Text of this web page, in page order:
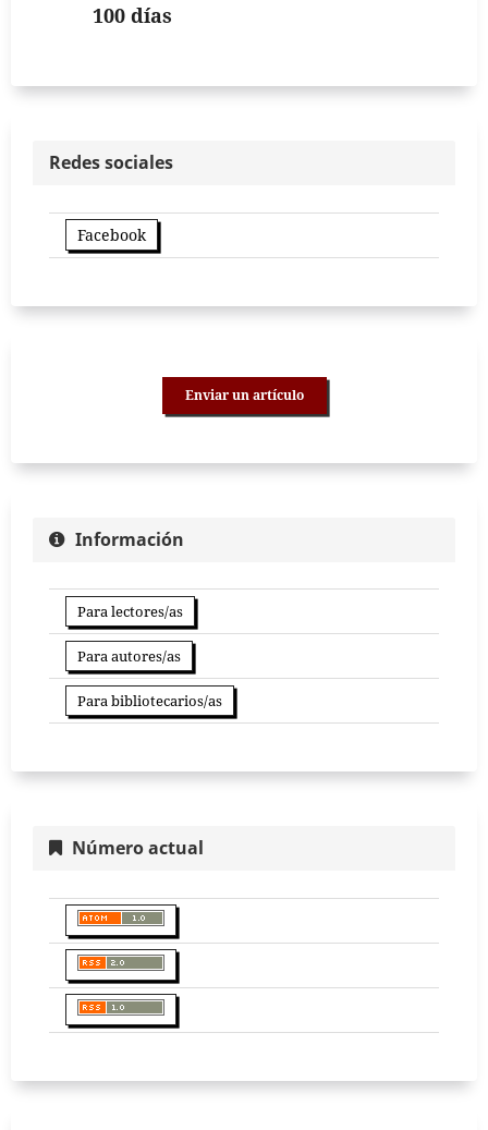
100 días
Redes sociales
Facebook
Enviar un artículo
Información
Para lectores/as
Para autores/as
Para bibliotecarios/as
Número actual